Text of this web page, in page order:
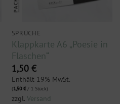
SPRÜCHE
Klappkarte A6 „Poesie in
Flaschen“
1,50 €
Enthält 19% MwSt.
(1,50€/ 1 Stück)
zzgl. Versand